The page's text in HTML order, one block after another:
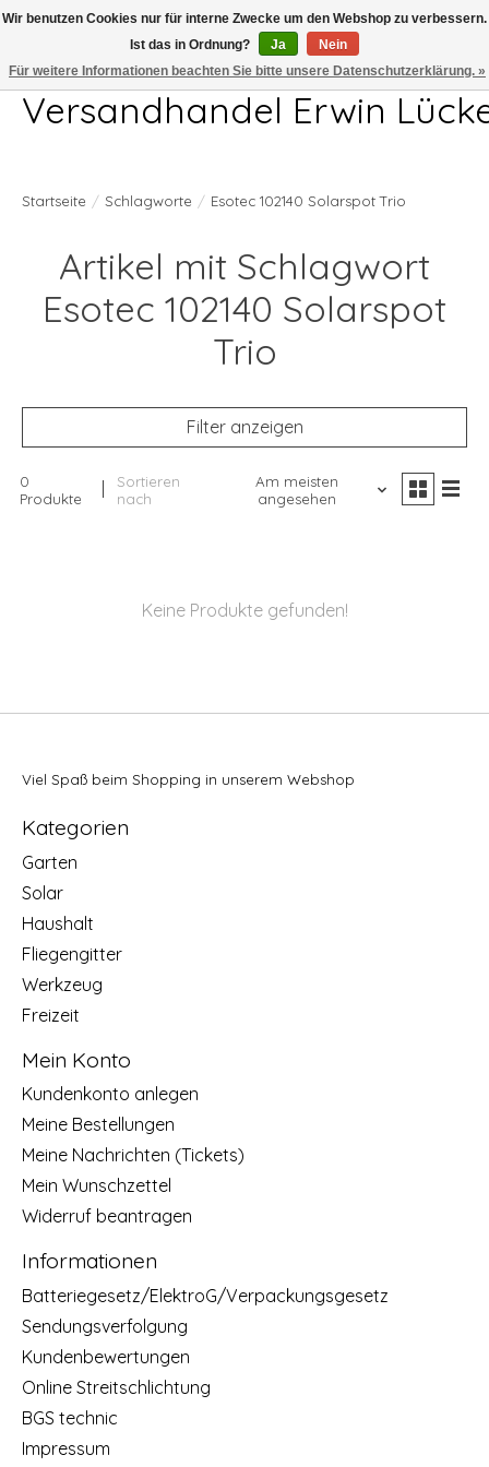
Telefon 04407 715872 MO-DO 7.00-17.00Uhr FR 7.00-13.00Uhr
Versandhandel Erwin
Startseite / Schlagworte / Esotec 102140 Solarspot Trio
Artikel mit Schlagwort
Esotec 102140 Solarspot
Trio
Filter anzeigen
0
Produkte
Sortieren
nach
Am meisten
angesehen
Keine Produkte gefunden!
Viel Spaß beim Shopping in unserem Webshop
Kategorien
Garten
Solar
Haushalt
Fliegengitter
Werkzeug
Freizeit
Mein Konto
Kundenkonto anlegen
Meine Bestellungen
Meine Nachrichten (Tickets)
Mein Wunschzettel
Widerruf beantragen
Informationen
Batteriegesetz/ElektroG/Verpackungsgesetz
Sendungsverfolgung
Kundenbewertungen
Online Streitschlichtung
BGS technic
Impressum
Wir benutzen Cookies nur für interne Zwecke um den Webshop zu verbessern.
Ist das in Ordnung?
Ja
Nein
Für weitere Informationen beachten Sie bitte unsere Datenschutzerklärung. »